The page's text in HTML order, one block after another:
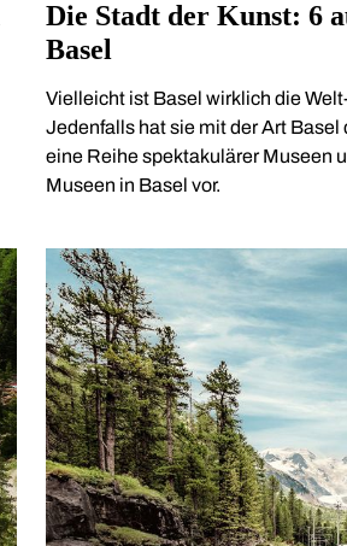
Die Stadt der Kunst: 6
Basel
Vielleicht ist Basel wirklich die
Jedenfalls hat sie mit der Art
eine Reihe spektakulärer Museen
Museen in Basel vor.